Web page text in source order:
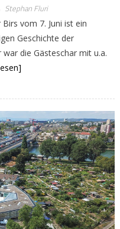
Stephan Fluri
vom 7. Juni ist ein
Geschichte der
die Gästeschar mit u.a.